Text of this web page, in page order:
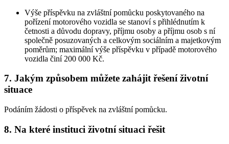
Výše příspěvku na zvláštní pomůcku poskytovaného na
pořízení motorového vozidla se stanoví s přihlédnutím k
četnosti a důvodu dopravy, příjmu osoby a příjmu osob s ní
společně posuzovaných a celkovým sociálním a majetkovým
poměrům; maximální výše příspěvku v případě motorového
vozidla činí 200 000 Kč.
7. Jakým způsobem můžete zahájit řešení životní
situace
Podáním žádosti o příspěvek na zvláštní pomůcku.
8. Na které instituci životní situaci řešit